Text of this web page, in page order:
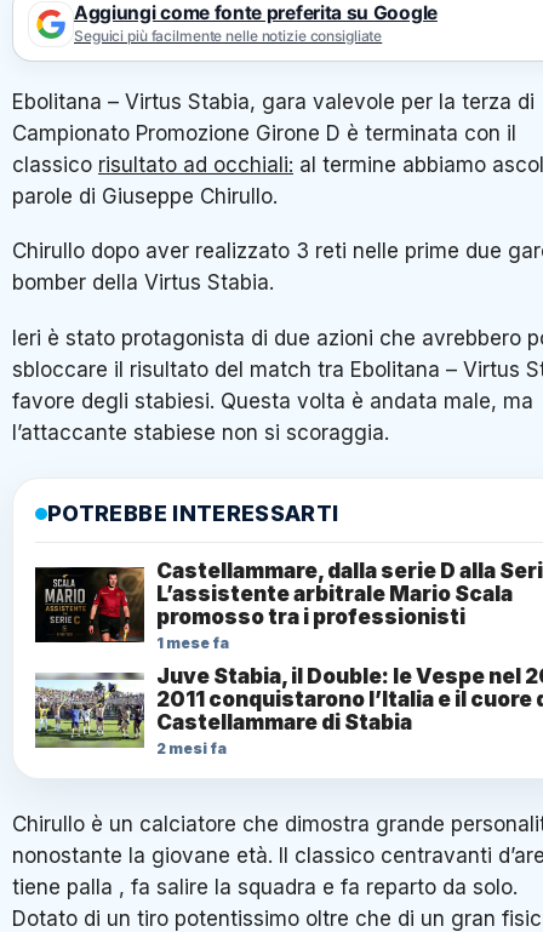
Aggiungi come fonte preferita su Google
Seguici più facilmente nelle notizie consigliate
Ebolitana – Virtus Stabia, gara valevole per la terza di
Campionato Promozione Girone D è terminata con il
classico risultato ad occhiali: al termine abbiamo
parole di Giuseppe Chirullo.
Chirullo dopo aver realizzato 3 reti nelle prime due
bomber della Virtus Stabia.
Ieri è stato protagonista di due azioni che avrebbero
sbloccare il risultato del match tra Ebolitana – Virtus
favore degli stabiesi. Questa volta è andata male, ma
l’attaccante stabiese non si scoraggia.
POTREBBE INTERESSARTI
Castellammare, dalla serie D alla
L’assistente arbitrale Mario Scala
promosso tra i professionisti
1 mese fa
Juve Stabia, il Double: le Vespe nel
2011 conquistarono l’Italia e il cuore
Castellammare di Stabia
2 mesi fa
Chirullo è un calciatore che dimostra grande
nonostante la giovane età. Il classico centravanti
tiene palla , fa salire la squadra e fa reparto da solo.
Dotato di un tiro potentissimo oltre che di un gran